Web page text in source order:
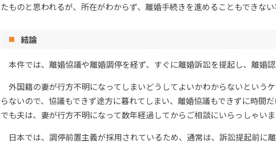
たものと思われるが、所在がわからず、離婚手続きを進めることもできな
結論
本件では、離婚協議や離婚調停を経ず、すぐに離婚訴訟を提起し、離婚
外国籍の妻が行方不明になってしまいどうしてよいかわからないという
らないので、協議もできず途方に暮れてしまい、離婚協議もできずに時間
でも夫は、妻が行方不明になって数年経過してからご相談にいらっしゃい
日本では、調停前置主義が採用されているため、通常は、訴訟提起前に